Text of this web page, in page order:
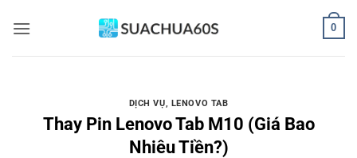
qua
0
DỊCH VỤ, LENOVO TAB
Thay Pin Lenovo Tab M10 (Giá Bao
Nhiêu Tiền?)